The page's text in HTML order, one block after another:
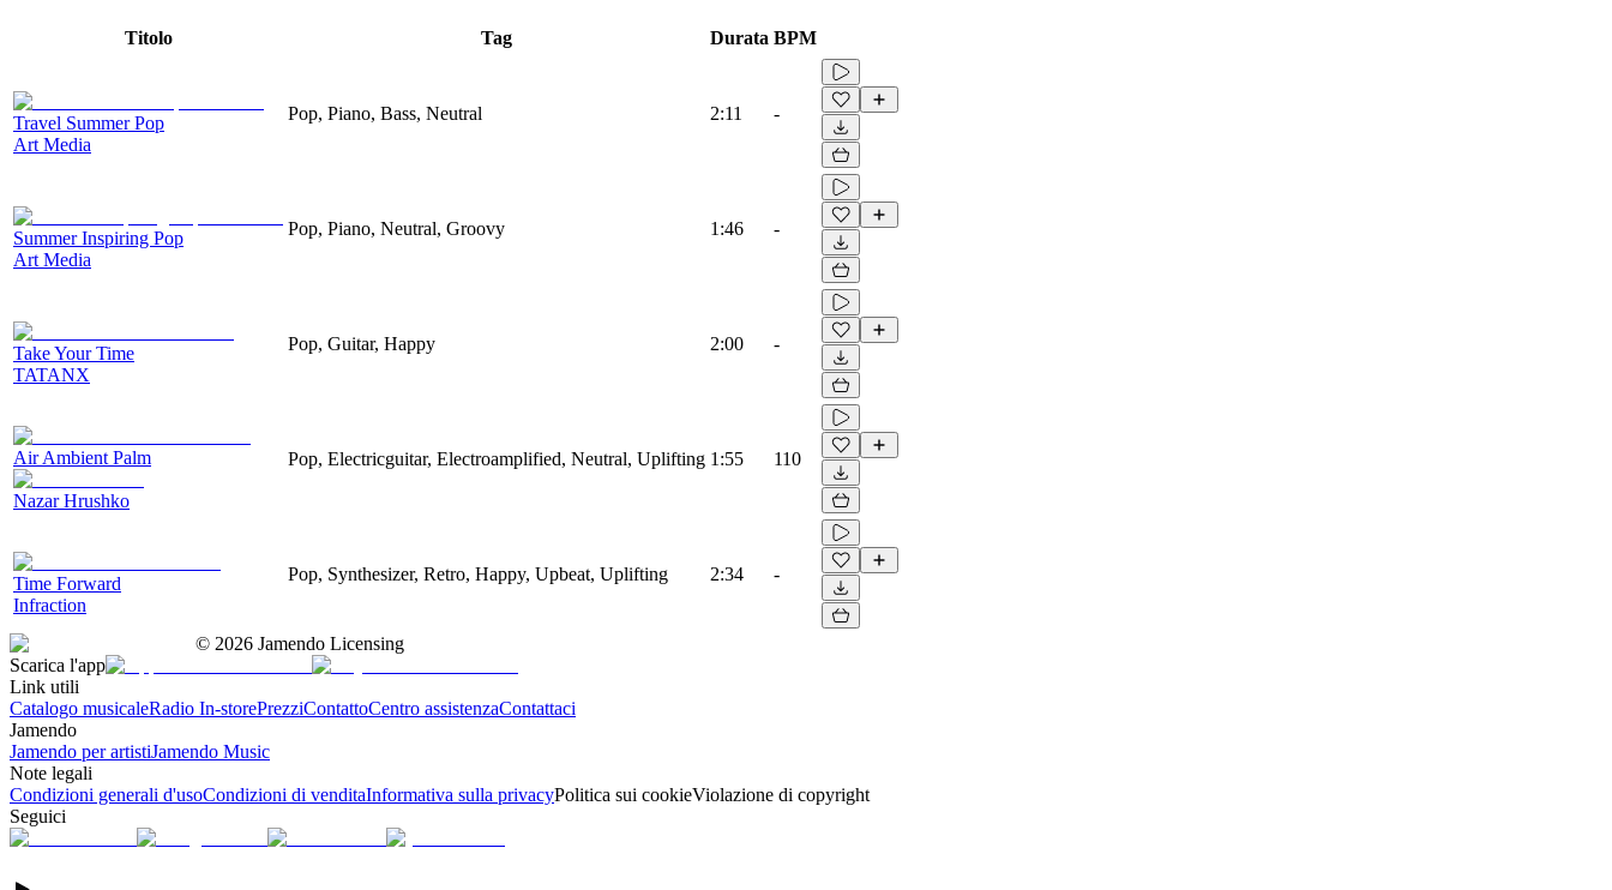
Titolo Tag Durata BPM
Travel Summer Pop
Art Media
Pop, Piano, Bass, Neutral 2:11 -
Summer Inspiring Pop
Art Media
Pop, Piano, Neutral, Groovy 1:46 -
Take Your Time
TATANX
Pop, Guitar, Happy 2:00 -
Air Ambient Palm
Nazar Hrushko
Pop, Electricguitar, Electroamplified, Neutral, Uplifting 1:55 110
Time Forward
Infraction
Pop, Synthesizer, Retro, Happy, Upbeat, Uplifting 2:34 -
© 2026 Jamendo Licensing
Scarica l'app
Link utili
Catalogo musicaleRadio In-storePrezziContattoCentro assistenzaContattaci
Jamendo
Jamendo per artistiJamendo Music
Note legali
Condizioni generali d'usoCondizioni di venditaInformativa sulla privacyPolitica sui cookieViolazione di copyright
Seguici